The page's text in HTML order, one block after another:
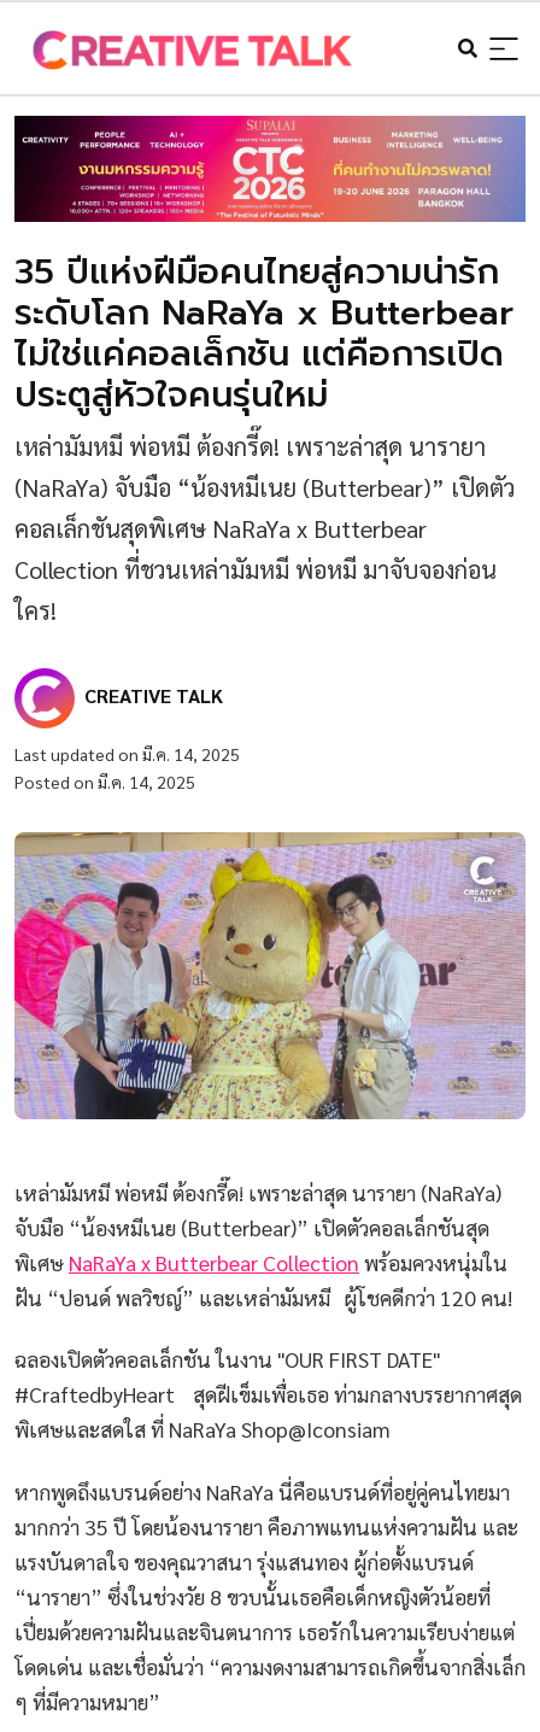
35 ปีแห่งฝีมือคนไทยสู่ความน่ารัก
ระดับโลก NaRaYa x Butterbear
ไม่ใช่แค่คอลเล็กชัน แต่คือการเปิด
ประตูสู่หัวใจคนรุ่นใหม่
เหล่ามัมหมี พ่อหมี ต้องกรี๊ด! เพราะล่าสุด นารายา
(NaRaYa) จับมือ “น้องหมีเนย (Butterbear)” เปิดตัว
คอลเล็กชันสุดพิเศษ NaRaYa x Butterbear
Collection ที่ชวนเหล่ามัมหมี พ่อหมี มาจับจองก่อน
ใคร!
CREATIVE TALK
Last updated on มี.ค. 14, 2025
Posted on มี.ค. 14, 2025
เหล่ามัมหมี พ่อหมี ต้องกรี๊ด! เพราะล่าสุด นารายา (NaRaYa)
จับมือ “น้องหมีเนย (Butterbear)” เปิดตัวคอลเล็กชันสุด
พิเศษ NaRaYa x Butterbear Collection พร้อมควงหนุ่มใน
ฝัน “ปอนด์ พลวิชญ์” และเหล่ามัมหมี ผู้โชคดีกว่า 120 คน!
ฉลองเปิดตัวคอลเล็กชัน ในงาน "OUR FIRST DATE"
#CraftedbyHeart สุดฝีเข็มเพื่อเธอ ท่ามกลางบรรยากาศสุด
พิเศษและสดใส ที่ NaRaYa Shop@Iconsiam
หากพูดถึงแบรนด์อย่าง NaRaYa นี่คือแบรนด์ที่อยู่คู่คนไทยมา
มากกว่า 35 ปี โดยน้องนารายา คือภาพแทนแห่งความฝัน และ
แรงบันดาลใจ ของคุณวาสนา รุ่งแสนทอง ผู้ก่อตั้งแบรนด์
“นารายา” ซึ่งในช่วงวัย 8 ขวบนั้นเธอคือเด็กหญิงตัวน้อยที่
เปี่ยมด้วยความฝันและจินตนาการ เธอรักในความเรียบง่ายแต่
โดดเด่น และเชื่อมั่นว่า “ความงดงามสามารถเกิดขึ้นจากสิ่งเล็ก
ๆ ที่มีความหมาย”